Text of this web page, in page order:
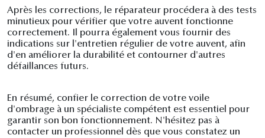
Après les corrections, le réparateur procédera à des tests
minutieux pour vérifier que votre auvent fonctionne
correctement. Il pourra également vous fournir des
indications sur l'entretien régulier de votre auvent, afin
d'en améliorer la durabilité et contourner d'autres
défaillances futurs.
En résumé, confier le correction de votre voile
d'ombrage à un spécialiste compétent est essentiel pour
garantir son bon fonctionnement. N'hésitez pas à
contacter un professionnel dès que vous constatez un